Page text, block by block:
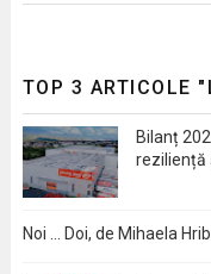
TOP 3 ARTICOLE
Bilanț
reziliență
Noi … Doi, de Mihaela